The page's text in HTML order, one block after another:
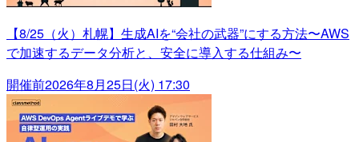
【8/25（火）札幌】生成AIを“会社の武器”にする方法〜AWS
で加速するデータ分析と、安全に導入する仕組み〜
開催前2026年8月25日(火) 17:30